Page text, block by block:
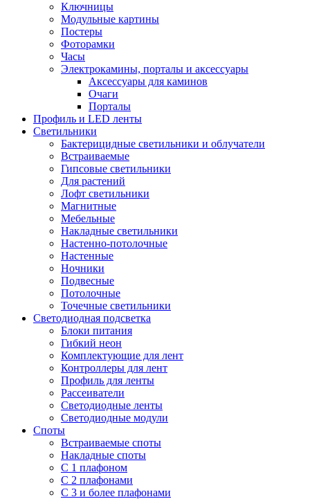
Ключницы
Модульные картины
Постеры
Фоторамки
Часы
Электрокамины, порталы и аксессуары
Аксессуары для каминов
Очаги
Порталы
Профиль и LED ленты
Светильники
Бактерицидные светильники и облучатели
Встраиваемые
Гипсовые светильники
Для растений
Лофт светильники
Магнитные
Мебельные
Накладные светильники
Настенно-потолочные
Настенные
Ночники
Подвесные
Потолочные
Точечные светильники
Светодиодная подсветка
Блоки питания
Гибкий неон
Комплектующие для лент
Контроллеры для лент
Профиль для ленты
Рассеиватели
Светодиодные ленты
Светодиодные модули
Споты
Встраиваемые споты
Накладные споты
С 1 плафоном
С 2 плафонами
С 3 и более плафонами